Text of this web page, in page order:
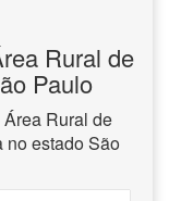
Rural de
Paulo
Rural de
no estado São